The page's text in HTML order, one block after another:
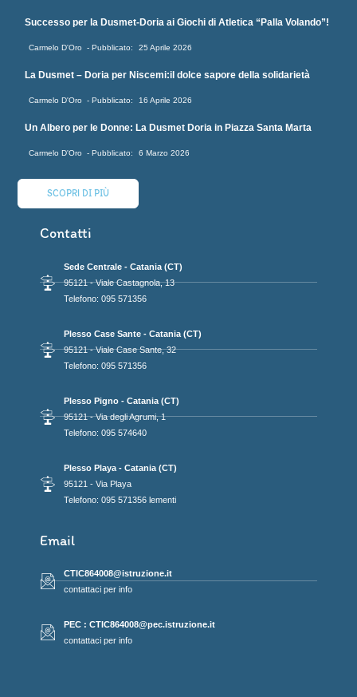
Successo per la Dusmet-Doria ai Giochi di Atletica “Palla Volando”!
Carmelo D'Oro 25 Aprile 2026
La Dusmet – Doria per Niscemi:il dolce sapore della solidarietà
Carmelo D'Oro 16 Aprile 2026
Un Albero per le Donne: La Dusmet Doria in Piazza Santa Marta
Carmelo D'Oro 6 Marzo 2026
SCOPRI DI PIÙ
Contatti
Sede Centrale - Catania (CT)
95121 - Viale Castagnola, 13
Telefono: 095 571356
Plesso Case Sante - Catania (CT)
95121 - Viale Case Sante, 32
Telefono: 095 571356
Plesso Pigno - Catania (CT)
95121 - Via degli Agrumi, 1
Telefono: 095 574640
Plesso Playa - Catania (CT)
95121 - Via Playa
Telefono: 095 571356 lementi
Email
CTIC864008@istruzione.it
contattaci per info
PEC : CTIC864008@pec.istruzione.it
contattaci per info